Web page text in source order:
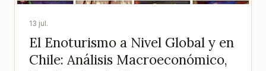
13 jul.
El Enoturismo a Nivel Global y en
Chile: Análisis Macroeconómico,